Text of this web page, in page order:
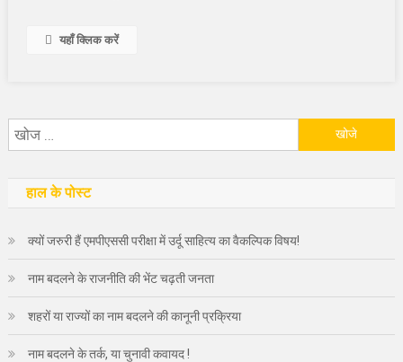
यहाँ क्लिक करें
हाल के पोस्ट
क्यों जरुरी हैं एमपीएससी परीक्षा में उर्दू साहित्य का वैकल्पिक विषय!
नाम बदलने के राजनीति की भेंट चढ़ती जनता
शहरों या राज्यों का नाम बदलने की कानूनी प्रक्रिया
नाम बदलने के तर्क, या चुनावी कवायद !